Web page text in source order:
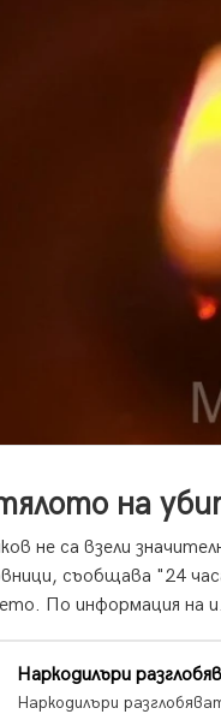
на
не са взели
съобщава "24
По информация на
Наркодилъри
Наркодилъри